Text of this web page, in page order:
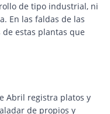
de tipo industrial, ni
En las faldas de las
estas plantas que
Abril registra platos y
de propios y